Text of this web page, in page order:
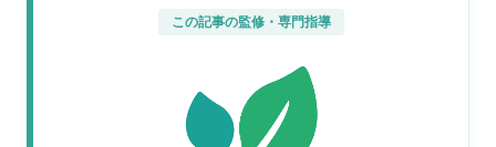
この記事の監修・専門指導